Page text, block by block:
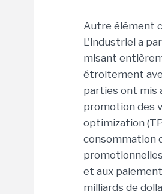
Autre élément
L'industriel a
misant
étroitement
parties ont mis
promotion des
optimization
consommation
et aux
milliards de